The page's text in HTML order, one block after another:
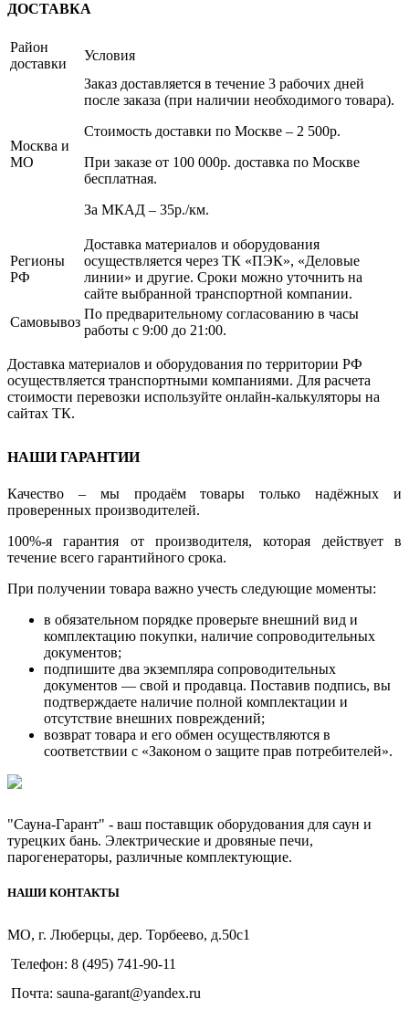
ДОСТАВКА
Район
доставки
Условия
Москва и
МО
Заказ доставляется в течение 3 рабочих дней
после заказа (при наличии необходимого товара).
Стоимость доставки по Москве – 2 500р.
При заказе от 100 000р. доставка по Москве
бесплатная.
За МКАД – 35р./км.
Регионы
РФ
Доставка материалов и оборудования
осуществляется через ТК «ПЭК», «Деловые
линии» и другие. Сроки можно уточнить на
сайте выбранной транспортной компании.
Самовывоз
По предварительному согласованию в часы
работы с 9:00 до 21:00.
Доставка материалов и оборудования по территории РФ
осуществляется транспортными компаниями. Для расчета
стоимости перевозки используйте онлайн-калькуляторы на
сайтах ТК.
НАШИ ГАРАНТИИ
Качество – мы продаём товары только надёжных и
проверенных производителей.
100%-я гарантия от производителя, которая действует в
течение всего гарантийного срока.
При получении товара важно учесть следующие моменты:
в обязательном порядке проверьте внешний вид и
комплектацию покупки, наличие сопроводительных
документов;
подпишите два экземпляра сопроводительных
документов — свой и продавца. Поставив подпись, вы
подтверждаете наличие полной комплектации и
отсутствие внешних повреждений;
возврат товара и его обмен осуществляются в
соответствии с «Законом о защите прав потребителей».
"Сауна-Гарант" - ваш поставщик оборудования для саун и
турецких бань. Электрические и дровяные печи,
парогенераторы, различные комплектующие.
НАШИ КОНТАКТЫ
МО, г. Люберцы, дер. Торбеево, д.50с1
Телефон: 8 (495) 741-90-11
Почта: sauna-garant@yandex.ru